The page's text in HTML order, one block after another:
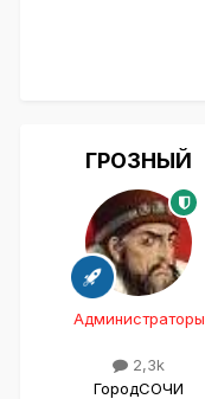
ГРОЗНЫЙ
Администраторы
2,3k
ГородСОЧИ